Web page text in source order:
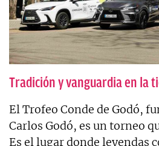
Tradición y vanguardia en la
El Trofeo Conde de Godó,
Carlos Godó, es un torneo
Es el lugar donde leyendas